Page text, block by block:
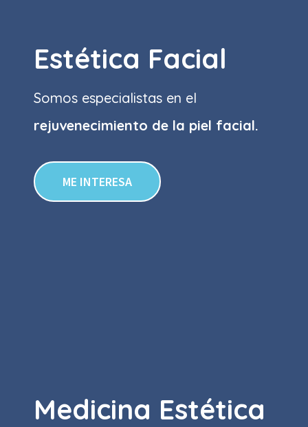
Estética Facial
Somos especialistas en el
rejuvenecimiento de la piel facial.
ME INTERESA
Medicina Estética